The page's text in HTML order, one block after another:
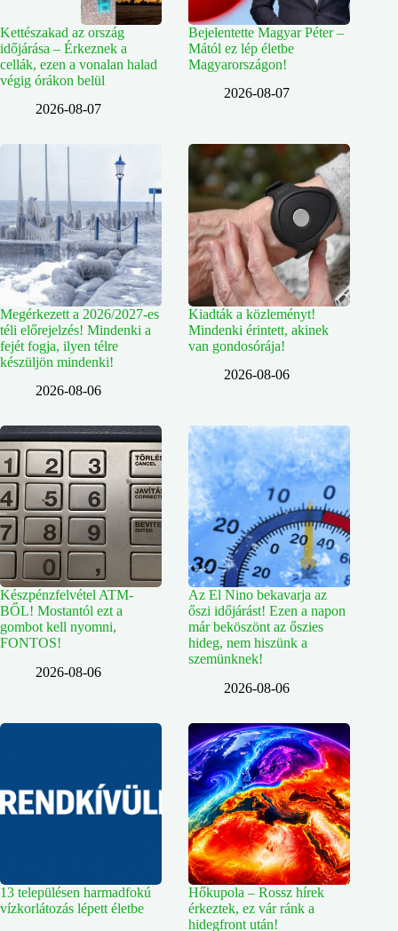
Kettészakad az ország
időjárása – Érkeznek a
cellák, ezen a vonalan halad
végig órákon belül
2026-08-07
Bejelentette Magyar Péter –
Mától ez lép életbe
Magyarországon!
2026-08-07
Megérkezett a 2026/2027-es
téli előrejelzés! Mindenki a
fejét fogja, ilyen télre
készüljön mindenki!
2026-08-06
Kiadták a közleményt!
Mindenki érintett, akinek
van gondosórája!
2026-08-06
Készpénzfelvétel ATM-
BŐL! Mostantól ezt a
gombot kell nyomni,
FONTOS!
2026-08-06
Az El Nino bekavarja az
őszi időjárást! Ezen a napon
már beköszönt az őszies
hideg, nem hiszünk a
szemünknek!
2026-08-06
13 településen harmadfokú
vízkorlátozás lépett életbe
Hőkupola – Rossz hírek
érkeztek, ez vár ránk a
hidegfront után!